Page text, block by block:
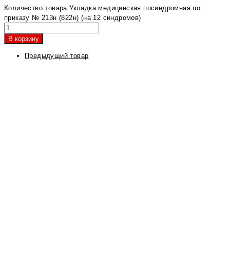
Количество товара Укладка медицинская посиндромная по
приказу № 213н (822н) (на 12 синдромов)
В корзину
Предыдущий товар